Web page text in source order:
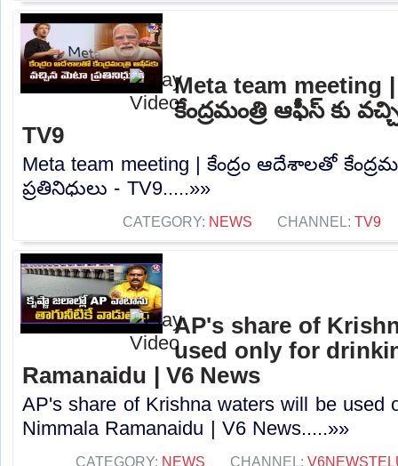
Meta team meeting
కేంద్రమంత్రి ఆఫీస్ కు
TV9
Meta team meeting | కేంద్రం ఆదేశాలతో
ప్రతినిధులు - TV9.....»»
CATEGORY: NEWS CHANNEL: TV9
AP's share of
used only for
Ramanaidu | V6 News
AP's share of Krishna waters will be used
Nimmala Ramanaidu | V6 News.....»»
CATEGORY: NEWS CHANNEL: